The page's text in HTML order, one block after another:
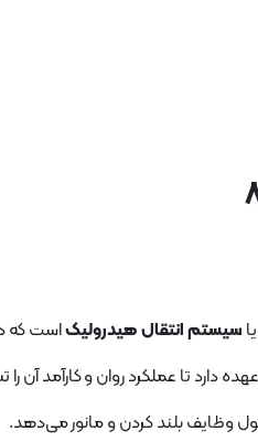
یا سیستم انتقال هیدرولیکاست که
دارد تا عملکرد روان و کارآمد آن
وظایف بلند کردن و مانور می‌دهد.